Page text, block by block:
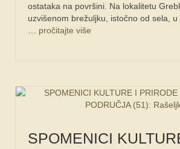
ostataka na površini. Na lokalitetu
uzvišenom brežuljku, istočno od sela, u
pročitajte više
SPOMENICI